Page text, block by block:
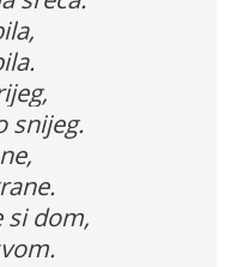
snijeg.
si dom,